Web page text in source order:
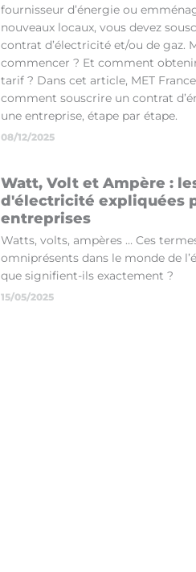
fournisseur d’énergie ou
nouveaux locaux, vous devez
contrat d’électricité et/ou de gaz.
commencer ? Et comment
tarif ? Dans cet article, MET
comment souscrire un contrat
une entreprise, étape par étape.
08/12/2025
Watt, Volt et Ampère :
d'électricité expliquées
entreprises
Watts, volts, ampères … Ces
omniprésents dans le monde de
que signifient-ils exactement ?
15/05/2025